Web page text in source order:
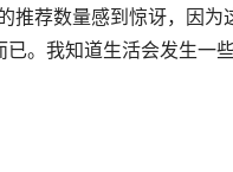
推荐数量感到惊讶，因
已。我知道生活会发生一